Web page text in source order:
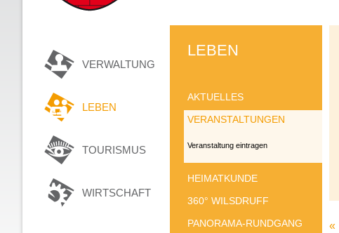
VERWALTUNG
LEBEN
TOURISMUS
WIRTSCHAFT
LEBEN
AKTUELLES
VERANSTALTUNGEN
Veranstaltung eintragen
HEIMATKUNDE
360° WILSDRUFF
PANORAMA-RUNDGANG
«